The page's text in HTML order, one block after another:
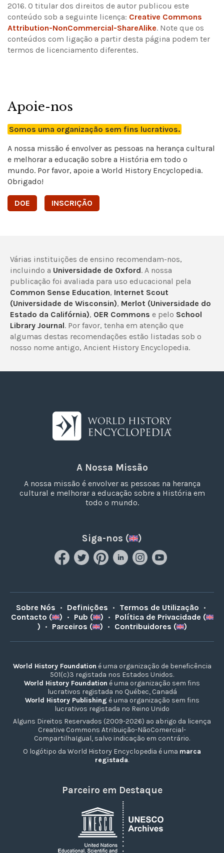
2016. O titular dos direitos de autor publicou este
conteúdo sob a seguinte licença: Creative Commons
Attribution-NonCommercial-ShareAlike. Note que os
conteúdos com ligação a partir desta página podem ter
termos de licenciamento diferentes.
Apoie-nos
Somos uma organização sem fins lucrativos.
A nossa missão é envolver as pessoas na herança cultural
e melhorar a educação sobre a História em todo o
mundo. Por favor, apoie a World History Encyclopedia.
Obrigado!
DOE INSCRIÇÃO
Várias instituições de ensino recomendam-nos,
incluindo a Universidade de Oxford. A nossa
publicação foi avaliada para uso educacional pela
Common Sense Education, Internet Scout
(Universidade de Wisconsin), Merlot (Universidade do
Estado da Califórnia), OER Commons e pelo School
Library Journal. Por favor, tenha em atenção que
algumas destas recomendações estão listadas sob o
nosso nome antigo, Ancient History Encyclopedia.
A Nossa Missão
A nossa missão é envolver as pessoas na herança
cultural e melhorar a educação sobre a História em
todo o mundo.
Siga-nos ( )
Sobre Nós • Definições • Termos de Utilização •
Contacto (
) • Pub ( ) • Política de Privacidade (
) • Parceiros ( ) • Contribuidores ( )
World History Foundation é uma organização de beneficência
501(c)3 registada nos Estados Unidos.
World History Foundation é uma organização sem fins
lucrativos registada no Québec, Canadá
World History Publishing é uma organização sem fins
lucrativos registada no Reino Unido
Alguns Direitos Reservados (2009-2026) ao abrigo da licença
Creative Commons Atribuição-NãoComercial-
CompartilhaIgual, salvo indicação em contrário.
O logótipo da World History Encyclopedia é uma marca
registada.
Parceiro em Destaque